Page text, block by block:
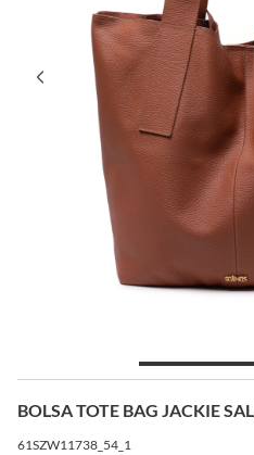
BOLSA TOTE BAG JACKIE
61SZW11738_54_1